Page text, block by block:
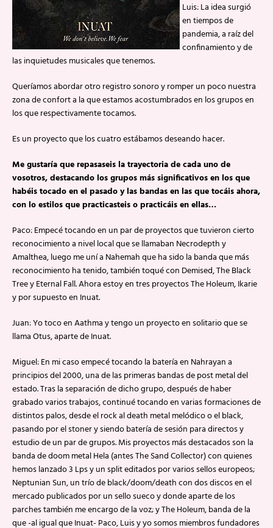
Luis: La idea surgió
en tiempos de
pandemia, a raíz del
confinamiento y de
las inquietudes musicales que tenemos.
Queríamos abordar otro registro sonoro y romper un poco nuestra
zona de confort a la que estamos acostumbrados en los grupos en
los que respectivamente tocamos.
Es un proyecto que los cuatro estábamos deseando hacer.
Me gustaría que repasaseis la trayectoria de cada uno de
vosotros, destacando los grupos más significativos en los que
habéis tocado en el pasado y las bandas en las que tocáis ahora,
con lo estilos que practicasteis o practicáis en ellas…
Paco: Empecé tocando en un par de proyectos que tuvieron cierto
reconocimiento a nivel local que se llamaban Necrodepth y
Amalthea, luego me uní a Nahemah que ha sido la banda que más
reconocimiento ha tenido, también toqué con Demised, The Black
Tree y Eternal Fall. Ahora estoy en tres proyectos The Holeum, Ikarie
y por supuesto en Inuat.
Juan: Yo toco en Aathma y tengo un proyecto en solitario que se
llama Otus, aparte de Inuat.
Miguel: En mi caso empecé tocando la batería en Nahrayan a
principios del 2000, una de las primeras bandas de post metal del
estado. Tras la separación de dicho grupo, después de haber
grabado varios trabajos, continué tocando en varias formaciones de
distintos palos, desde el rock al death metal melódico o el black,
pasando por el stoner y siendo batería de sesión para directos y
estudio de un par de grupos. Mis proyectos más destacados son la
banda de doom metal Hela (antes The Sand Collector) con quienes
hemos lanzado 3 Lps y un split editados por varios sellos europeos;
Neptunian Sun, un trío de black/doom/death con dos discos en el
mercado publicados por un sello sueco y donde aparte de los
parches también me encargo de la voz; y The Holeum, banda de la
que -al igual que Inuat- Paco, Luis y yo somos miembros fundadores